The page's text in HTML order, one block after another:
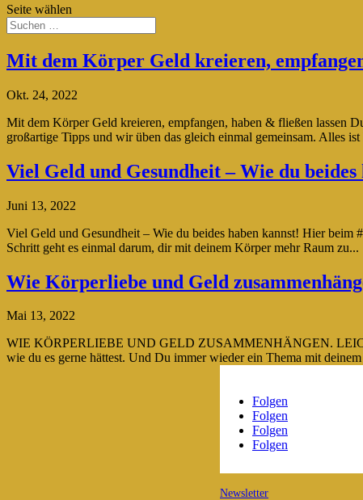
Seite wählen
Mit dem Körper Geld kreieren,
Okt. 24, 2022
Mit dem Körper Geld kreieren, empfangen, haben & fließen lassen
großartige Tipps und wir üben das gleich einmal gemeinsam. Alles ist
Viel Geld und Gesundheit – Wie du beides
Juni 13, 2022
Viel Geld und Gesundheit – Wie du beides haben kannst! Hier
Schritt geht es einmal darum, dir mit deinem Körper mehr Raum zu...
Wie Körperliebe und Geld
Mai 13, 2022
WIE KÖRPERLIEBE UND GELD ZUSAMMENHÄNGEN.
wie du es gerne hättest. Und Du immer wieder ein Thema mit
Folgen
Folgen
Folgen
Folgen
Newsletter